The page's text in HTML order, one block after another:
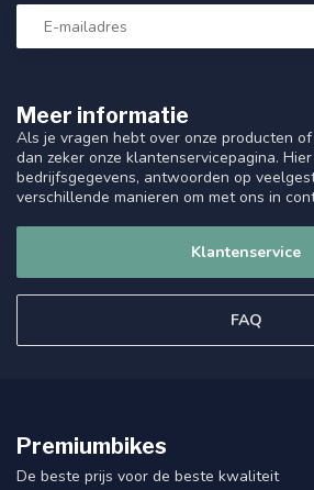
Meer informatie
Als je vragen hebt over onze producten
dan zeker onze klantenservicepagina.
bedrijfsgegevens, antwoorden op
verschillende manieren om met ons in
Klantenservice
FAQ
Premiumbikes
De beste prijs voor de beste kwaliteit